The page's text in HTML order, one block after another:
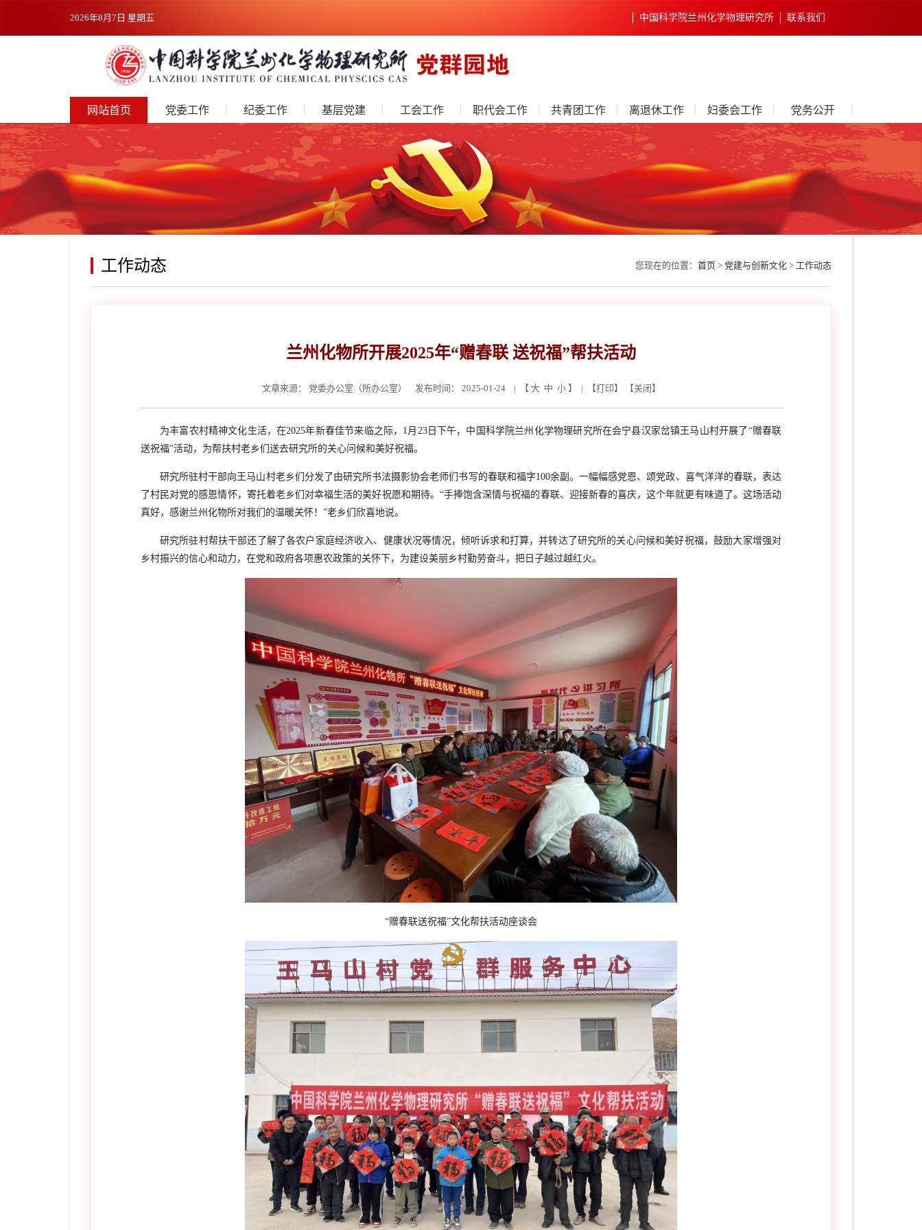
2026年8月7日 星期五 中国科学院兰州化学物理研究所 联系我们
网站首页 党委工作 纪委工作 基层党建 工会工作 职代会工作 共青团工作 离退休工作 妇委会工作 党务公开
工作动态 您现在的位置： 首页 > 党建与创新文化 > 工作动态
兰州化物所开展2025年“赠春联 送祝福”帮扶活动
文章来源： 党委办公室（所办公室） 发布时间： 2025-01-24 | 【 大 中 小】 | 【打印】 【关闭 】
为丰富农村精神文化生活，在2025年新春佳节来临之际， 1月23日
下午，中国科学院兰州化学物理研究所在会宁县汉家岔镇王马山村开展了“赠春联
送祝福”活动，为帮扶村老乡们送去研究所的关心问候和美好祝福。
研究所驻村干部向王马山村老乡们分发了由研究所书法摄影协会老师们书写的春联和福字100余副。一幅幅感党恩、颂党政、喜气洋洋的春联，表达
了村民对党的感恩情怀，寄托着老乡们对幸福生活的美好祝愿和期待。“手捧饱含深情与祝福的春联、迎接新春的喜庆，这个年就更有味道了。这场活动
真好，感谢兰州化物所对我们的温暖关怀！”老乡们欣喜地说。
研究所驻村帮扶干部还了解了各农户家庭经济收入、健康状况等情况，倾听诉求和打算，并转达了研究所的关心问候和美好祝福，鼓励大家增强对
乡村振兴的信心和动力，在党和政府各项惠农政策的关怀下，为建设美丽乡村勤劳奋斗，把日子越过越红火。
“赠春联送祝福”文化帮扶活动座谈会